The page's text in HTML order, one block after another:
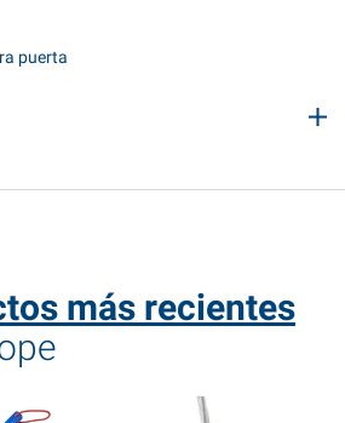
puerta
más recientes